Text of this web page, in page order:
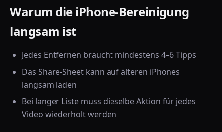
Warum die iPhone-Bereinigung
langsam ist
Jedes Entfernen braucht mindestens 4–6 Tipps
Das Share-Sheet kann auf älteren iPhones
langsam laden
Bei langer Liste muss dieselbe Aktion für jedes
Video wiederholt werden